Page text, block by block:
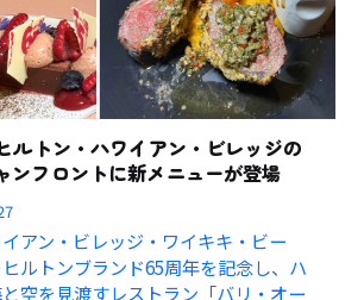
ルトン・ハワイアン・ビレッジの
ンフロントに新メニューが登場
アン・ビレッジ・ワイキキ・ビー
ルトンブランド65周年を記念し、ハ
空を見渡すレストラン「バリ・オー